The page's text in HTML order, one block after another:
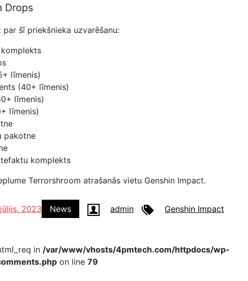
Drops
šī priekšnieka uzvarēšanu:
līmenis)
(40+ līmenis)
līmenis)
līmenis)
pakotne
komplekts
Terrorshroom atrašanās vietu Genshin Impact.
2023 News admin Genshin Impact
in /var/www/vhosts/4pmtech.com/httpdocs/wp-
on line 79